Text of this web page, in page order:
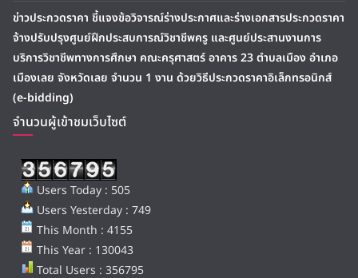
ข่าวประกวดราคา ชี้แจงข้อวิจารณ์ร่างประกาศและร่างเอกสารประกวดราคา
จ้างปรับปรุงศูนย์ฝึกประสบการณ์วิชาชีพครู และศูนย์ประสานงานการ
บริการวิชาชีพทางการศึกษา คณะครุศาสตร์ อาคาร 23 ตำบลเมือง อำเภอ
เมืองเลย จังหวัดเลย จำนวน 1 งาน ด้วยวิธีประกวดราคาอิเล็กทรอนิกส์
(e-bidding)
จำนวนผู้เข้าชมเว็บไซต์
Users Today : 505
Users Yesterday : 749
This Month : 4155
This Year : 130043
Total Users : 356795